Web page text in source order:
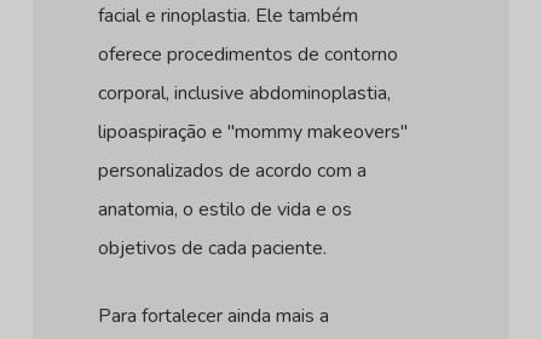
facial e rinoplastia. Ele também
oferece procedimentos de contorno
corporal, inclusive abdominoplastia,
lipoaspiração e "mommy makeovers"
personalizados de acordo com a
anatomia, o estilo de vida e os
objetivos de cada paciente.
Para fortalecer ainda mais a